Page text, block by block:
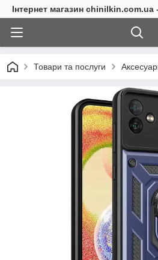
Інтернет магазин
Товари та послуги